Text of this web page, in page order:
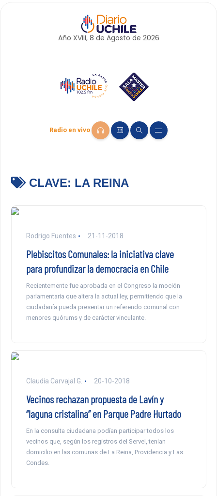
Año XVIII, 8 de Agosto de 2026
Radio en vivo
CLAVE: LA REINA
Rodrigo Fuentes 21-11-2018
Plebiscitos Comunales: la iniciativa clave
para profundizar la democracia en Chile
Recientemente fue aprobada en el Congreso la moción
parlamentaria que altera la actual ley, permitiendo que la
ciudadanía pueda presentar un referendo comunal con
menores quórums y de carácter vinculante.
Claudia Carvajal G. 20-10-2018
Vecinos rechazan propuesta de Lavín y
“laguna cristalina” en Parque Padre Hurtado
En la consulta ciudadana podían participar todos los
vecinos que, según los registros del Servel, tenían
domicilio en las comunas de La Reina, Providencia y Las
Condes.